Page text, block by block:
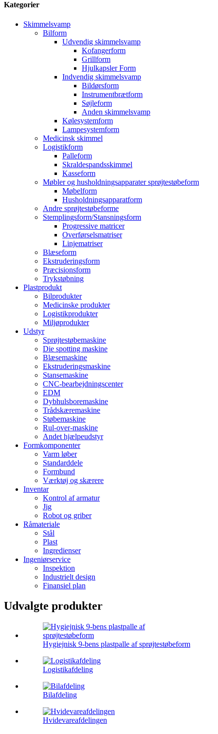
Kategorier
Skimmelsvamp
Bilform
Udvendig skimmelsvamp
Kofangerform
Grillform
Hjulkapsler Form
Indvendig skimmelsvamp
Bildørsform
Instrumentbrætform
Søjleform
Anden skimmelsvamp
Kølesystemform
Lampesystemform
Medicinsk skimmel
Logistikform
Palleform
Skraldespandsskimmel
Kasseform
Møbler og husholdningsapparater sprøjtestøbeform
Møbelform
Husholdningsapparatform
Andre sprøjtestøbeforme
Stemplingsform/Stansningsform
Progressive matricer
Overførselsmatriser
Linjematriser
Blæseform
Ekstruderingsform
Præcisionsform
Trykstøbning
Plastprodukt
Bilprodukter
Medicinske produkter
Logistikprodukter
Miljøprodukter
Udstyr
Sprøjtestøbemaskine
Die spotting maskine
Blæsemaskine
Ekstruderingsmaskine
Stansemaskine
CNC-bearbejdningscenter
EDM
Dybhulsboremaskine
Trådskæremaskine
Støbemaskine
Rul-over-maskine
Andet hjælpeudstyr
Formkomponenter
Varm løber
Standarddele
Formbund
Værktøj og skærere
Inventar
Kontrol af armatur
Jig
Robot og griber
Råmateriale
Stål
Plast
Ingredienser
Ingeniørservice
Inspektion
Industrielt design
Finansiel plan
Udvalgte produkter
Hygiejnisk 9-bens plastpalle af sprøjtestøbeform
Logistikafdeling
Bilafdeling
Hvidevareafdelingen